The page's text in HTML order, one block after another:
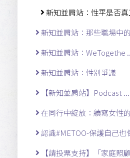
新知並肩站：性平是否真
新知並肩站：那些職場中
新知並肩站：WeTogethe
新知並肩站：性別爭議
【新知並肩站】Podcast ...
在同行中綻放：續寫女性
認識#METOO-保護自己也
【請投票支持】「家庭照